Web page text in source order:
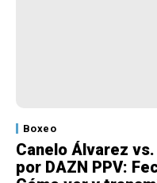
Boxeo
Canelo Álvarez
por DAZN PPV: